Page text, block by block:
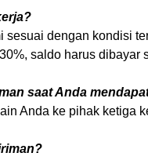
sesuai dengan kondisi
saldo harus dibayar
saat Anda
Anda ke pihak ketiga